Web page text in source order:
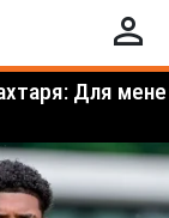
perm_identity